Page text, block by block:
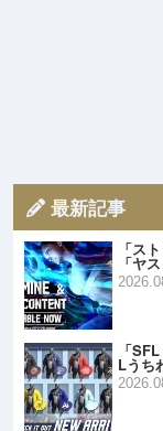
最新記事
「ス
「ヤ
「
Lうち